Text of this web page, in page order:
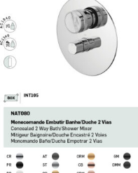
hasta
1.619,60 €